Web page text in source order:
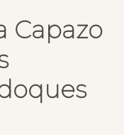
Capazo